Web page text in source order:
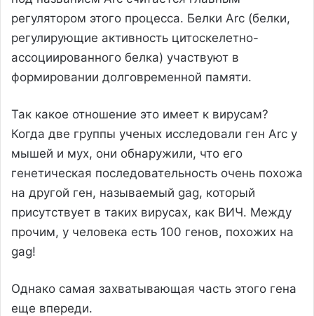
регулятором этого процесса. Белки Arc (белки,
регулирующие активность цитоскелетно-
ассоциированного белка) участвуют в
формировании долговременной памяти.
Так какое отношение это имеет к вирусам?
Когда две группы ученых исследовали ген Arc у
мышей и мух, они обнаружили, что его
генетическая последовательность очень похожа
на другой ген, называемый gag, который
присутствует в таких вирусах, как ВИЧ. Между
прочим, у человека есть 100 генов, похожих на
gag!
Однако самая захватывающая часть этого гена
еще впереди.